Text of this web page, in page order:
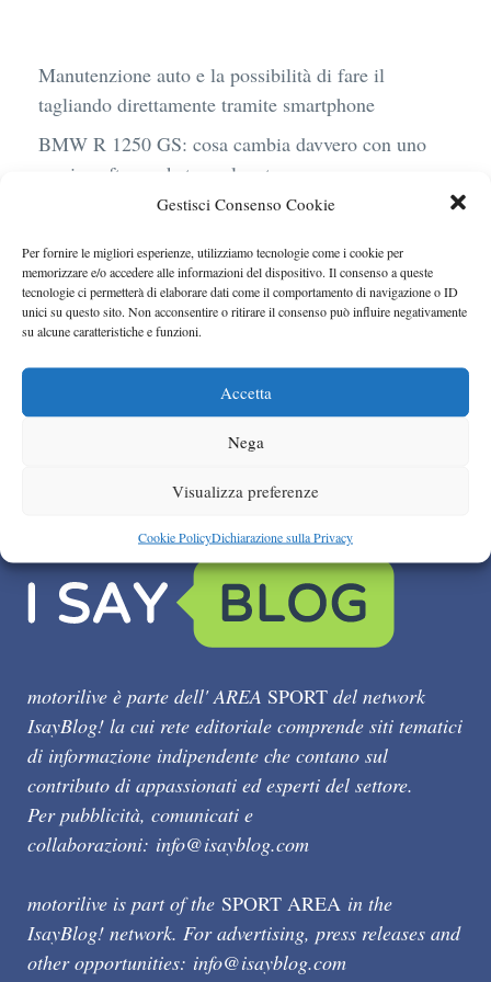
Gestisci Consenso Cookie
Per fornire le migliori esperienze, utilizziamo tecnologie come i cookie per
memorizzare e/o accedere alle informazioni del dispositivo. Il consenso a queste
tecnologie ci permetterà di elaborare dati come il comportamento di navigazione o ID
unici su questo sito. Non acconsentire o ritirare il consenso può influire negativamente
su alcune caratteristiche e funzioni.
Accetta
Nega
Visualizza preferenze
Cookie PolicyDichiarazione sulla Privacy
Manutenzione auto e la possibilità di fare il
tagliando direttamente tramite smartphone
BMW R 1250 GS: cosa cambia davvero con uno
scarico aftermarket omologato
Audi Q4 e-Tron 40 Business elettrica: mobilità
sostenibile, stile, anche con noleggio a lungo
termine
Ufficiale l’arrivo degli stop lampeggianti
obbligatori in Italia
Peugeot
motorilive è parte dell' AREA SPORT del network
IsayBlog! la cui rete editoriale comprende siti tematici
di informazione indipendente che contano sul
contributo di appassionati ed esperti del settore.
Per pubblicità, comunicati e
collaborazioni: info@isayblog.com
motorilive is part of the SPORT AREA in the
IsayBlog! network. For advertising, press releases and
other opportunities: info@isayblog.com